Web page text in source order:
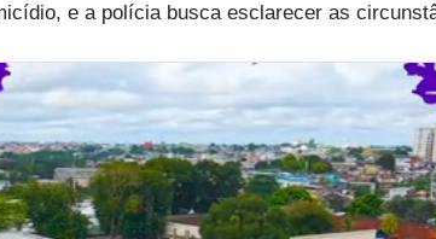
e a polícia busca esclarecer as